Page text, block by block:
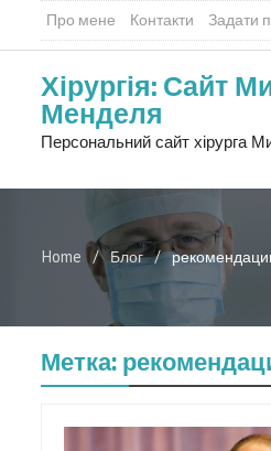
Про мене Контакти Задати
Хірургія: Сайт
Менделя
Персональний сайт хірурга
Home Блог
Метка: